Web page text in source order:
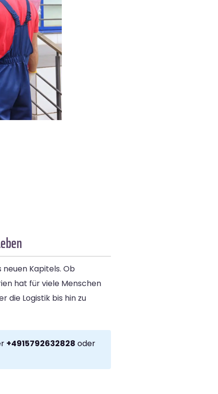
Kapitels. Ob
hat für viele Menschen
die Logistik bis hin zu
+4915792632828 oder